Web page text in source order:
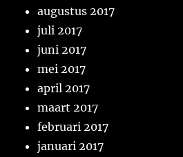
augustus 2017
juli 2017
juni 2017
mei 2017
april 2017
maart 2017
februari 2017
januari 2017